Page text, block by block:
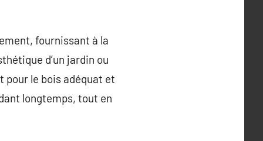
fournissant à la
d’un jardin ou
pour le bois adéquat et
longtemps, tout en